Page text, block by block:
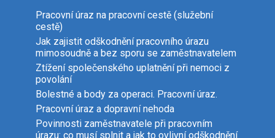
Pracovní úraz na pracovní cestě (služební
cestě)
Jak zajistit odškodnění pracovního úrazu
mimosoudně a bez sporu se zaměstnavatelem
Ztížení společenského uplatnění při nemoci z
povolání
Bolestné a body za operaci. Pracovní úraz.
Pracovní úraz a dopravní nehoda
Povinnosti zaměstnavatele při pracovním
úrazu: co musí splnit a jak to ovlivní odškodnění